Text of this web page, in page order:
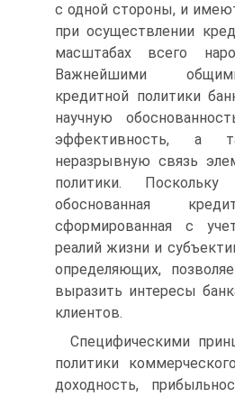
с одной стороны, и
при осуществлении
масштабах всего
Важнейшими
кредитной политики
научную
эффективность, а
неразрывную связь
политики.
обоснованная
сформированная с
реалий жизни и
определяющих,
выразить интересы
клиентов.
Специфическими
политики
доходность,